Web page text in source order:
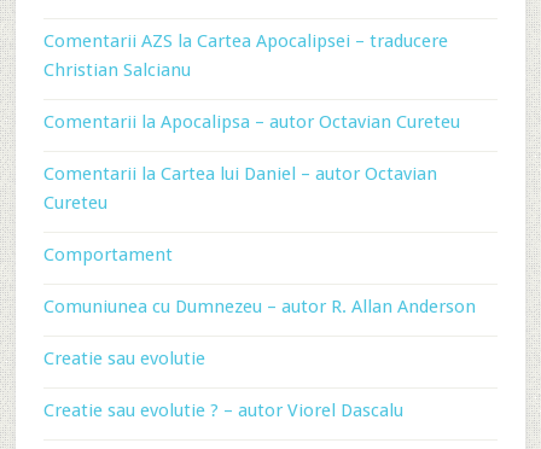
Comentarii AZS la Cartea Apocalipsei – traducere
Christian Salcianu
Comentarii la Apocalipsa – autor Octavian Cureteu
Comentarii la Cartea lui Daniel – autor Octavian
Cureteu
Comportament
Comuniunea cu Dumnezeu – autor R. Allan Anderson
Creatie sau evolutie
Creatie sau evolutie ? – autor Viorel Dascalu